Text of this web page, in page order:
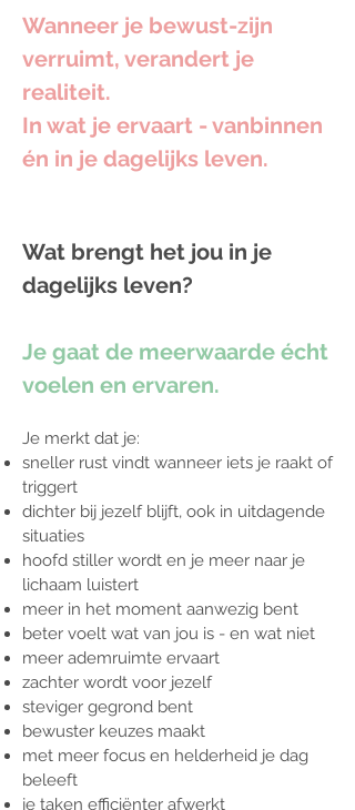
Wanneer je bewust-zijn
verruimt, verandert je
realiteit.
In wat je ervaart - vanbinnen
én in je dagelijks leven.
Wat brengt het jou in je
dagelijks leven?
Je gaat de meerwaarde écht
voelen en ervaren.
Je merkt dat je:
sneller rust vindt wanneer iets je raakt of
triggert
dichter bij jezelf blijft, ook in uitdagende
situaties
hoofd stiller wordt en je meer naar je
lichaam luistert
meer in het moment aanwezig bent
beter voelt wat van jou is - en wat niet
meer ademruimte ervaart
zachter wordt voor jezelf
steviger gegrond bent
bewuster keuzes maakt
met meer focus en helderheid je dag
beleeft
je taken efficiënter afwerkt